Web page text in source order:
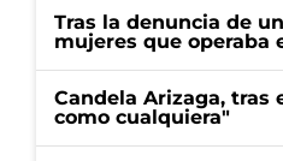
Tras la denuncia de
mujeres que operaba
Candela Arizaga, tras
como cualquiera"